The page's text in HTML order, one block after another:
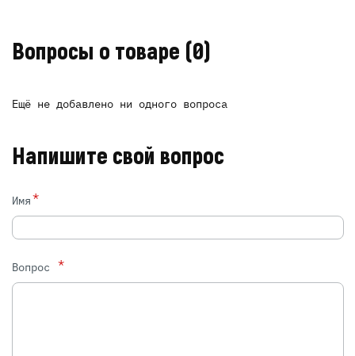
Вопросы о товаре (0)
Ещё не добавлено ни одного вопроса
Напишите свой вопрос
Имя*
Вопрос *